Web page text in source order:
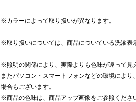
※カラーによって取り扱いが異なります。
※取り扱いについては、商品についている洗濯表
※照明の関係により、実際よりも色味が違って見
またパソコン・スマートフォンなどの環境によ
場合もございます。
※商品の色味は、商品アップ画像をご参照くださ